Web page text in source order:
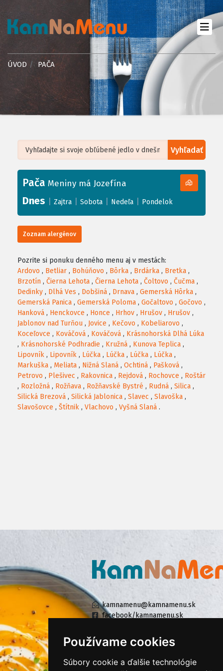
Používame cookies
Súbory cookie a ďalšie technológie
ÚVOD PAČA
Vyhľadať
+
−
Leaflet| ©OpenStreetMap, Tiles courtesy ofHumanitarian OpenStreetMap
Pača Meniny má Jozefína
Dnes Zajtra Sobota Nedeľa Pondelok
Zoznam alergénov
Pozrite si ponuku denného menu aj v mestách:
Ardovo , Betliar , Bohúňovo , Bôrka , Brdárka , Bretka ,
Brzotín , Čierna Lehota , Čierna Lehota , Čoltovo , Čučma ,
Dedinky , Dlhá Ves , Dobšiná , Drnava , Gemerská Hôrka ,
Gemerská Panica , Gemerská Poloma , Gočaltovo , Gočovo ,
Hanková , Henckovce , Honce , Hrhov , Hrušov , Hrušov ,
Jablonov nad Turňou , Jovice , Kečovo , Kobeliarovo ,
Koceľovce , Kováčová , Kováčová , Krásnohorská Dlhá Lúka
, Krásnohorské Podhradie , Kružná , Kunova Teplica ,
Lipovník , Lipovník , Lúčka , Lúčka , Lúčka , Lúčka ,
Markuška , Meliata , Nižná Slaná , Ochtiná , Pašková ,
Petrovo , Plešivec , Rakovnica , Rejdová , Rochovce , Roštár
, Rozložná , Rožňava , Rožňavské Bystré , Rudná , Silica ,
Silická Brezová , Silická Jablonica , Slavec , Slavoška ,
Slavošovce , Štítnik , Vlachovo , Vyšná Slaná .
kamnamenu@kamnamenu.sk
facebook/kamnamenu.sk
KONTAKTUJTE NÁS